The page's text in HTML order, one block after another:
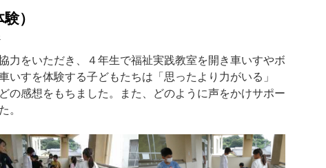
）
力をいただき、４年生で福祉実践教室を開き車いすやボ
いすを体験する子どもたちは「思ったより力がいる」
の感想をもちました。また、どのように声をかけサポー
。